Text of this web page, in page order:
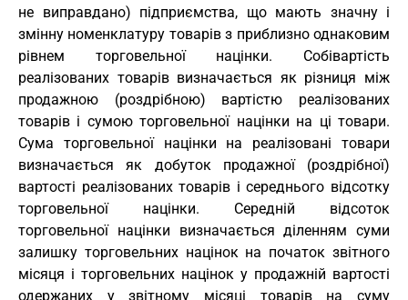
не виправдано) підприємства, що мають значну і
змінну номенклатуру товарів з приблизно однаковим
рівнем торговельної націнки. Собівартість
реалізованих товарів визначається як різниця між
продажною (роздрібною) вартістю реалізованих
товарів і сумою торговельної націнки на ці товари.
Сума торговельної націнки на реалізовані товари
визначається як добуток продажної (роздрібної)
вартості реалізованих товарів і середнього відсотку
торговельної націнки. Середній відсоток
торговельної націнки визначається діленням суми
залишку торговельних націнок на початок звітного
місяця і торговельних націнок у продажній вартості
одержаних у звітному місяці товарів на суму